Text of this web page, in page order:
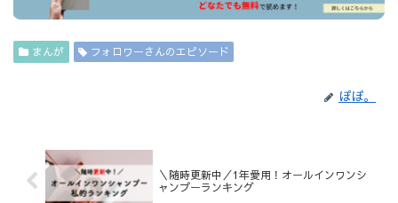
まんが フォロワーさんのエピソード
ぽぽ。
＼随時更新中／1年愛用！オールインワンシ
ャンプーランキング